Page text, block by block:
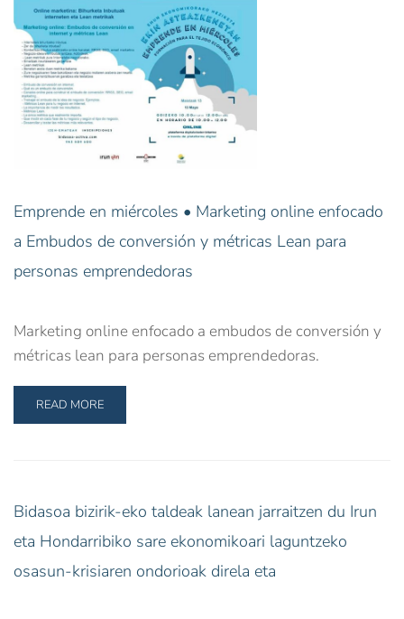
Emprende en miércoles • Marketing online enfocado
a Embudos de conversión y métricas Lean para
personas emprendedoras
Marketing online enfocado a embudos de conversión y
métricas lean para personas emprendedoras.
READ MORE
Bidasoa bizirik-eko taldeak lanean jarraitzen du Irun
eta Hondarribiko sare ekonomikoari laguntzeko
osasun-krisiaren ondorioak direla eta